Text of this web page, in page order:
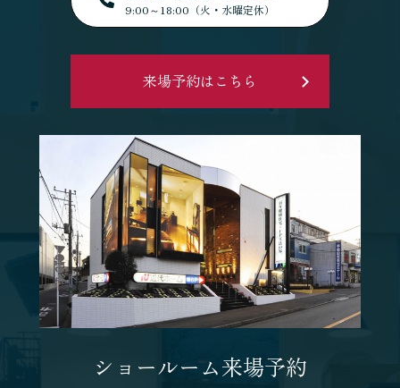
9:00～18:00（火・水曜定休）
来場予約はこちら
ショールーム来場予約